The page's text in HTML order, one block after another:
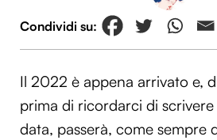
Il 2022 è appena arrivato e,
prima di ricordarci di
data, passerà, come sempre